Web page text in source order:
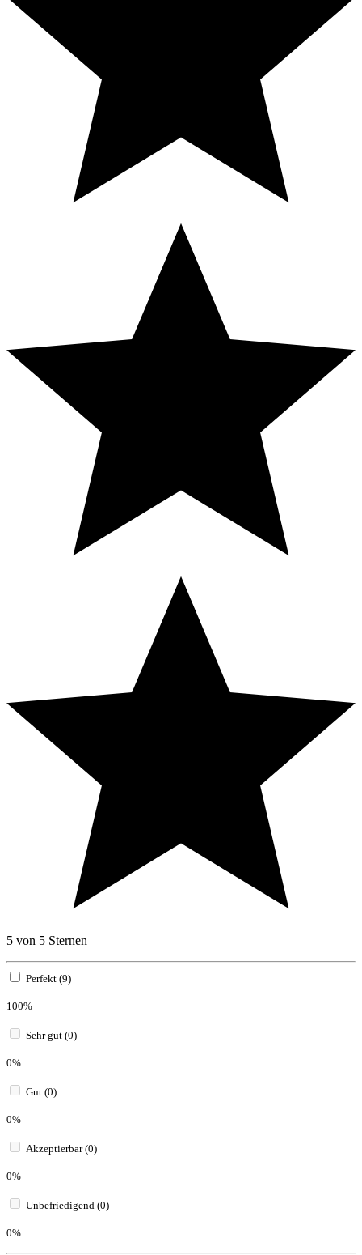
5 von 5 Sternen
Perfekt (9)
100%
Sehr gut (0)
0%
Gut (0)
0%
Akzeptierbar (0)
0%
Unbefriedigend (0)
0%